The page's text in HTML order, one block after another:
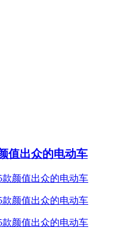
值出众的电动车